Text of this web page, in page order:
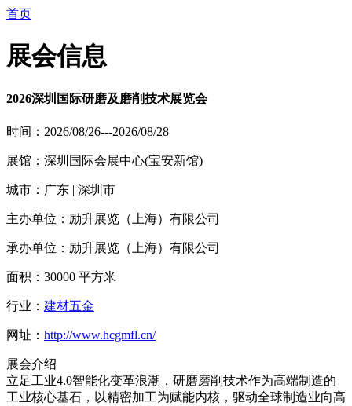
首页
展会信息
2026深圳国际研磨及磨削技术展览会
时间：2026/08/26---2026/08/28
展馆：深圳国际会展中心(宝安新馆)
城市：广东 | 深圳市
主办单位：励升展览（上海）有限公司
承办单位：励升展览（上海）有限公司
面积：30000 平方米
行业： 建材五金
网址： http://www.hcgmfl.cn/
展会介绍
立足工业4.0智能化变革浪潮，研磨磨削技术作为高端制造的
工业核心基石，以精密加工为赋能内核，驱动全球制造业向高